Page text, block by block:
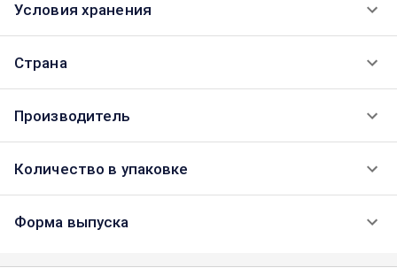
Условия хранения
Страна
Производитель
Количество в упаковке
Форма выпуска